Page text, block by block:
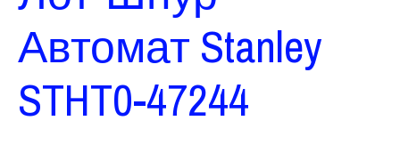
Автомат Stanley
STHT0-47244